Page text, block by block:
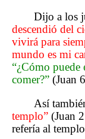
Dijo a los
descendió del
vivirá para
mundo es mi
“¿Cómo puede
comer?” (Juan
Así
templo” (Juan
refería al